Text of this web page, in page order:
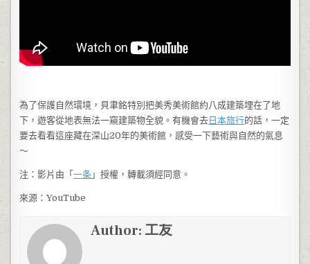
為了保護自然環境，貝聿銘特別把美秀美術館約八成建築埋在了地
下，遊客從地表無法一窺建築物全貌。有機會去 日本旅行的話，一定
要去看看這座藏在深山20年的美術館，感受一下藝術與自然的氣息
～
注：影片由「一条 」授權，轉載須經同意。
來源：YouTube
Author: 工友